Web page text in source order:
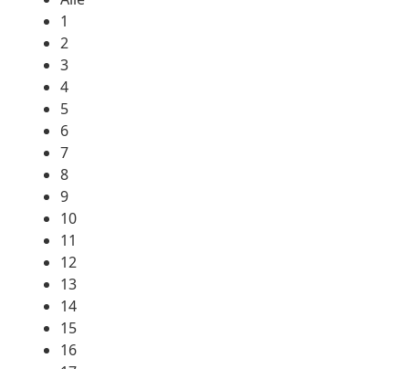
1
2
3
4
5
6
7
8
9
10
11
12
13
14
15
16